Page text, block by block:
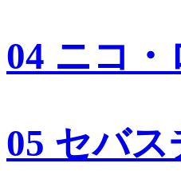
04 ニコ
05 セバ